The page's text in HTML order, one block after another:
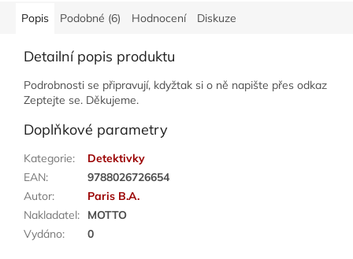
Popis Podobné (6) Hodnocení Diskuze
Detailní popis produktu
Podrobnosti se připravují, kdyžtak si o ně napište přes odkaz
Zeptejte se. Děkujeme.
Doplňkové parametry
Kategorie:
Detektivky
EAN:
9788026726654
Autor:
Paris B.A.
Nakladatel:
MOTTO
Vydáno: 0